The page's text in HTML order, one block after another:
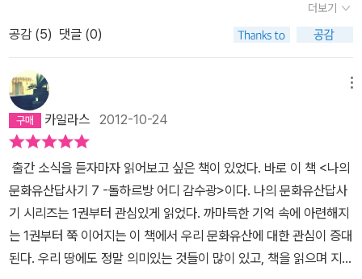
려움이 있었을 거라는 유홍준 교수의 말씀이 수긍이 간다. 제주에는
섬이라는 지리적 조건 때문에 생겨난 수많은 신들이 있다. 이들은 삶
속에 자리잡고 있다가 특히 안 좋은 일이 생길 때마다 불쑥불쑥 존재
감을 드러낸다. 우리 어머님도 아이들이 아프거나 집안에 안 좋은 일
이 있을 때면 어딘가에 가서 지성을 드렸는데 제주에만 있는 민속 신
앙에서 우러나왔구나 이제야 이해가 된다. 이렇게 사람 마음을 알아
주는 신들이 많다 보니 불교를 국교로 삼은 고려 시대에도 제주에서
힘을 떨치지 못해 남아 있는 불교 유적이 거의 없다고 하니 놀랍다. 그
리고 지금도 제주에선 기독교 같은 종교가 대세를 떨치지 못한다고
한다. <나의 문화유산답사기> 제주편은 낯선 게 많다 보니 제주를
잘 모르는 사람들은 약간 지루할 듯싶다. 난 내가 알고 있는 제주와 유
홍준 교수가 들려주는 제주 이야기를 연결하면서 읽는 재미가 컸고,
냄새가 풍기지 않는다.제주를 단순히 여행지, 관광지로 보지 않고 그
속살을 들여다보고 몰랐던 문화적, 역사적 지식을 전달해 줘서 책을
읽을 때마다 촉촉이 스며드는 지성의 향기를 느낄 수 있다. 또 여전히
살아있는 유홍준씨 문체는 지루한 느낌 없이 책을 술술 읽게 한다. 1.
재미있었던 표현‘제주허씨’를 위한 제주학 안내서책 머리에 ‘제주허
씨’라는 표현이 나온다. 처음에는 제주에 고씨 말고 허씨가 유명한
가? 이런 생각을 했다가 ‘허’라는 렌트카족 즉, 여행객을 의미한다는
것을 알고 어찌나 웃었던지.참으로 기발한 표현이라 생각한다. 2. 이
책을 통해 새롭게 알게 된 사실들1) 와흘 본향당의 소지: 제주도 신당
에 걸려있는 하얀 종이들이 그냥 무속적 분위기의 배경이라 생각했
다. 그런데 그 백지를 소지라 한다는 것, 아무것도 쓰여 있지 않는 하
얀 한지는 사실은 마음속 소망이 전사된 것을 알게 되었다. 하얀 색이
더보기
공감 (5) 댓글 (0)
카일라스 2012-10-24
출간 소식을 듣자마자 읽어보고 싶은 책이 있었다. 바로 이 책 <나의
문화유산답사기 7 -돌하르방 어디 감수광>이다. 나의 문화유산답사
기 시리즈는 1권부터 관심있게 읽었다. 까마득한 기억 속에 아련해지
는 1권부터 쭉 이어지는 이 책에서 우리 문화유산에 대한 관심이 증대
된다. 우리 땅에도 정말 의미있는 것들이 많이 있고, 책을 읽으며 지식